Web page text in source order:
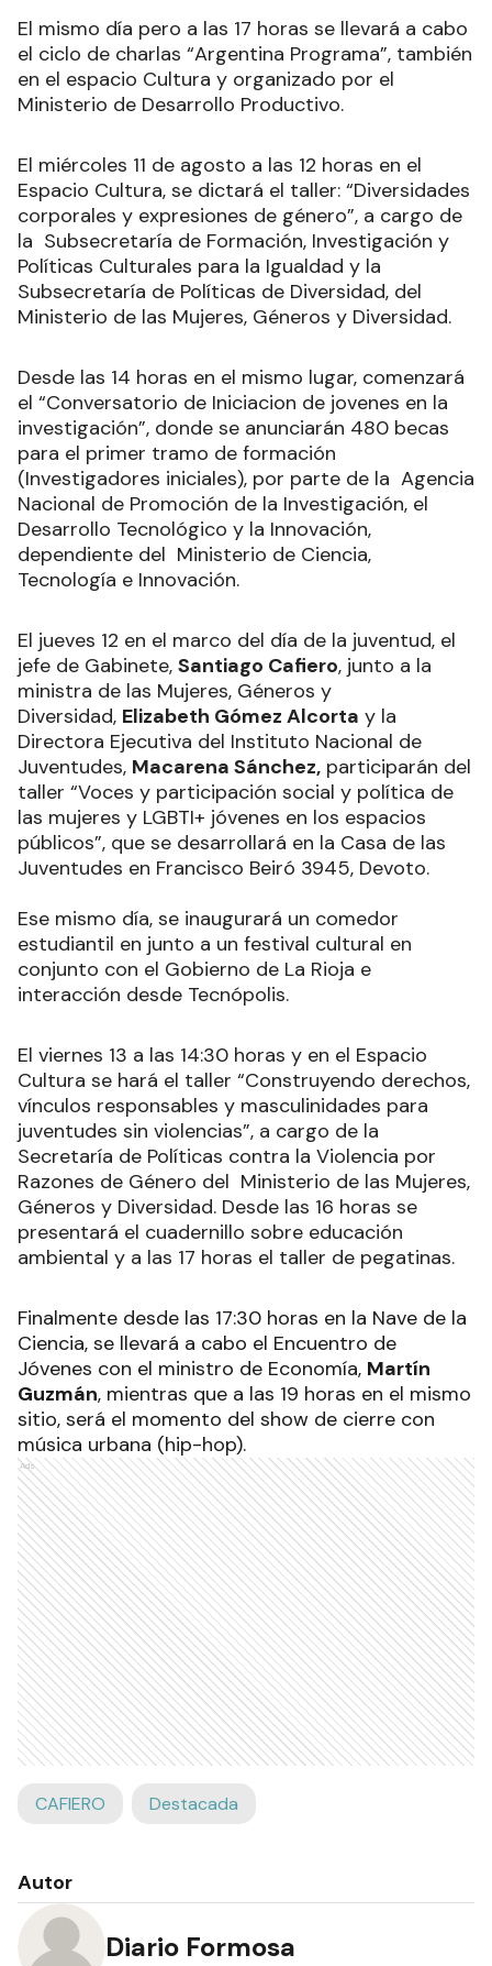
El mismo día pero a las 17 horas se llevará a cabo
el ciclo de charlas “Argentina Programa”, también
en el espacio Cultura y organizado por el
Ministerio de Desarrollo Productivo.
El miércoles 11 de agosto a las 12 horas en el
Espacio Cultura, se dictará el taller: “Diversidades
corporales y expresiones de género”, a cargo de
la Subsecretaría de Formación, Investigación y
Políticas Culturales para la Igualdad y la
Subsecretaría de Políticas de Diversidad, del
Ministerio de las Mujeres, Géneros y Diversidad.
Desde las 14 horas en el mismo lugar, comenzará
el “Conversatorio de Iniciacion de jovenes en la
investigación”, donde se anunciarán 480 becas
para el primer tramo de formación
(Investigadores iniciales), por parte de la Agencia
Nacional de Promoción de la Investigación, el
Desarrollo Tecnológico y la Innovación,
dependiente del Ministerio de Ciencia,
Tecnología e Innovación.
El jueves 12 en el marco del día de la juventud, el
jefe de Gabinete, Santiago Cafiero, junto a la
ministra de las Mujeres, Géneros y
Diversidad, Elizabeth Gómez Alcorta y la
Directora Ejecutiva del Instituto Nacional de
Juventudes, Macarena Sánchez, participarán del
taller “Voces y participación social y política de
las mujeres y LGBTI+ jóvenes en los espacios
públicos”, que se desarrollará en la Casa de las
Juventudes en Francisco Beiró 3945, Devoto.
Ese mismo día, se inaugurará un comedor
estudiantil en junto a un festival cultural en
conjunto con el Gobierno de La Rioja e
interacción desde Tecnópolis.
El viernes 13 a las 14:30 horas y en el Espacio
Cultura se hará el taller “Construyendo derechos,
vínculos responsables y masculinidades para
juventudes sin violencias”, a cargo de la
Secretaría de Políticas contra la Violencia por
Razones de Género del Ministerio de las Mujeres,
Géneros y Diversidad. Desde las 16 horas se
presentará el cuadernillo sobre educación
ambiental y a las 17 horas el taller de pegatinas.
Finalmente desde las 17:30 horas en la Nave de la
Ciencia, se llevará a cabo el Encuentro de
Jóvenes con el ministro de Economía, Martín
Guzmán, mientras que a las 19 horas en el mismo
sitio, será el momento del show de cierre con
música urbana (hip-hop).
Ads
CAFIERO Destacada
Autor
Diario Formosa